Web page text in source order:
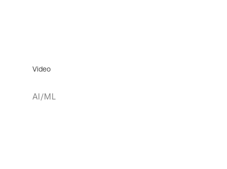
Video
AI/ML